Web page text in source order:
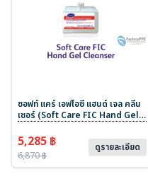
ซอฟท์ แคร์ เอฟไอซี แฮนด์ เจล คลีน
เซอร์ (Soft Care FIC Hand Gel
ผลิตภัณฑ์ทำความสะอาดมือเนื้อเจล
ชนิดแอลกอฮอร์ฆ่าเชื้อ ใสไม่มีสี ไม่มี
ส่วนผสมของน้ำหอม ขนาด 12 x 600
ml
5,285 ฿
6,870 ฿
ดูรายละเอียด